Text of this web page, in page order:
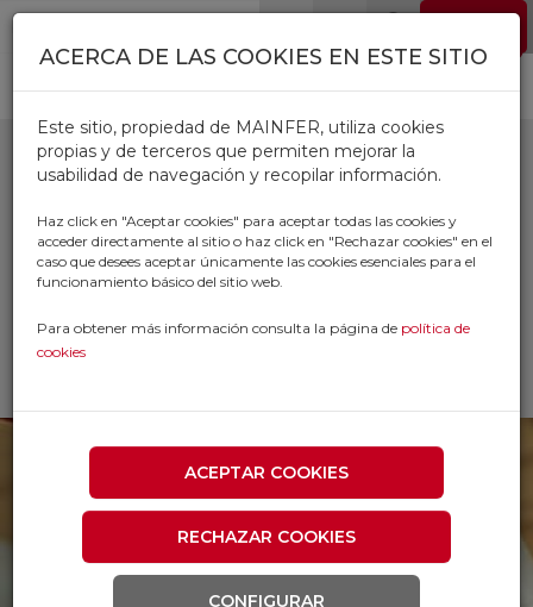
Pasar al contenido principal
ADHESIVOS GYMCOL
Inicio
Productos
DROGUERIA
ADHESIVOS Y PEGAMENTOS
ACERCA DE LAS COOKIES EN ESTE SITIO
Este sitio, propiedad de MAINFER, utiliza cookies
propias y de terceros que permiten mejorar la
usabilidad de navegación y recopilar información.
Haz click en "Aceptar cookies" para aceptar todas las cookies y
acceder directamente al sitio o haz click en "Rechazar cookies" en el
caso que desees aceptar únicamente las cookies esenciales para el
funcionamiento básico del sitio web.
Para obtener más información consulta la página de política de
cookies
ACEPTAR COOKIES
RECHAZAR COOKIES
CONFIGURAR